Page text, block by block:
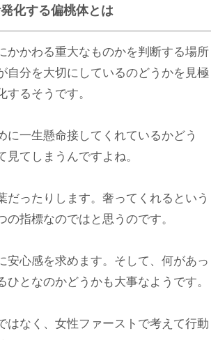
化する偏桃体とは
かかわる重大なものかを判断する場所
自分を大切にしているのどうかを見極
するそうです。
に一生懸命接してくれているかどう
見てしまうんですよね。
だったりします。奢ってくれるという
の指標なのではと思うのです。
安心感を求めます。そして、何があっ
ひとなのかどうかも大事なようです。
はなく、女性ファーストで考えて行動